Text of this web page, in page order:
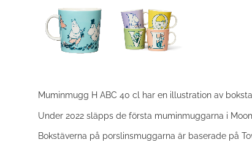
Muminmugg H ABC 40 cl har en illustration av
Under 2022 släpps de första muminmuggarna i
Bokstäverna på porslinsmuggarna är baserade på